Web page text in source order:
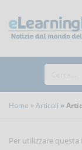
Home Articoli
Per utilizzare